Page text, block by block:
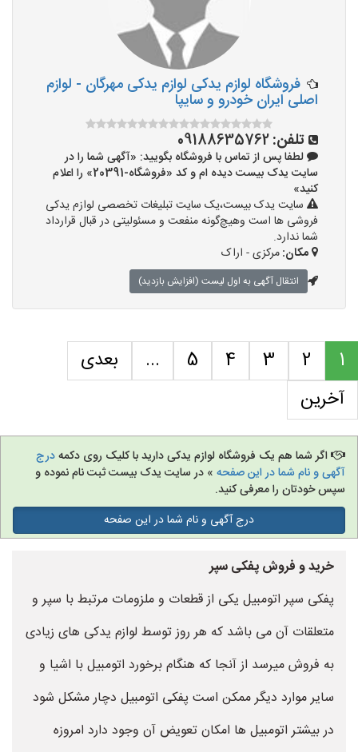
فروشگاه لوازم یدکی لوازم یدکی مهرگان - لوازم
اصلی ایران خودرو و سایپا
تلفن:09188635762
لطفا پس از تماس با فروشگاه بگویید: «آگهی شما را در
سایت یدک بیست دیده ام و کد «فروشگاه-20391» را اعلام
کنید»
سایت یدک بیست،یک سایت تبلیغات تخصصی لوازم یدکی
فروشی ها است وهیچ‌گونه منفعت و مسئولیتی در قبال قرارداد
شما ندارد.
مکان:مرکزی - اراک
انتقال آگهی به اول لیست (افزایش بازدید)
1
2
3
4
5
...
بعدی
آخرین
اگر شما هم یک فروشگاه لوازم یدکی دارید با کلیک روی دکمهدرج
آگهی و نام شما در این صفحه » در سایت یدک بیست ثبت نام نموده و
سپس خودتان را معرفی کنید.
درج آگهی و نام شما در این صفحه
خرید و فروش پفکی سپر
پفکی سپر اتومبیل یکی از قطعات و ملزومات مرتبط با سپر و
متعلقات آن می باشد که هر روز توسط لوازم یدکی های زیادی
به فروش میرسد از آنجا که هنگام برخورد اتومبیل با اشیا و
سایر موارد دیگر ممکن است پفکی اتومبیل دچار مشکل شود
در بیشتر اتومبیل ها امکان تعویض آن وجود دارد امروزه